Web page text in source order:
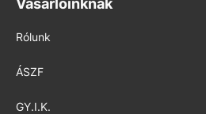
Rólunk
ÁSZF
GY.I.K.